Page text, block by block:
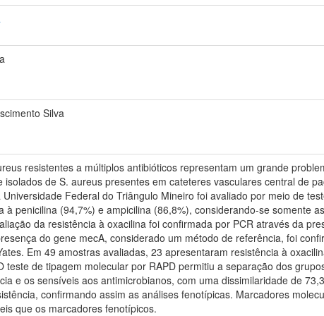
Silva
resistentes a múltiplos antibióticos representam um grande
isolados de S. aureus presentes em cateteres vasculares central de
Universidade Federal do Triângulo Mineiro foi avaliado por meio de
à penicilina (94,7%) e ampicilina (86,8%), considerando-se somente
da resistência à oxacilina foi confirmada por PCR através da
do gene mecA, considerado um método de referência, foi
Em 49 amostras avaliadas, 23 apresentaram resistência à
teste de tipagem molecular por RAPD permitiu a separação dos
e os sensíveis aos antimicrobianos, com uma dissimilaridade de
confirmando assim as análises fenotípicas. Marcadores
que os marcadores fenotípicos.